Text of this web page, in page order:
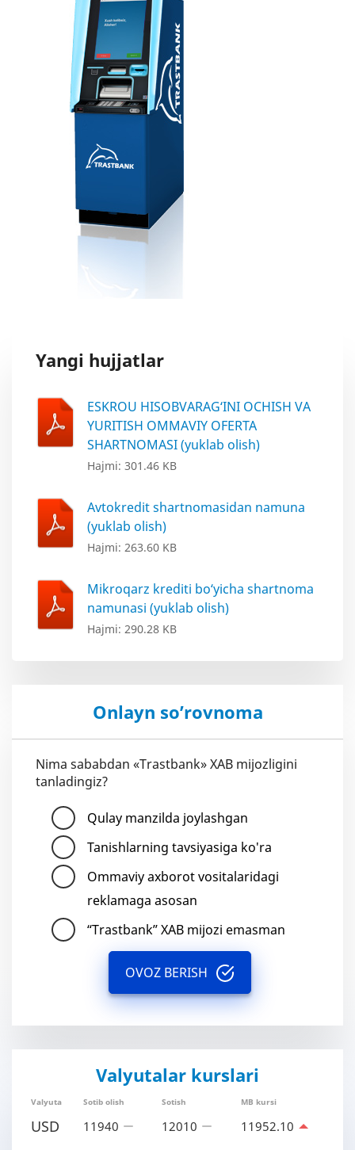
Yangi hujjatlar
ESKROU HISOBVARAG‘INI OCHISH VA
YURITISH OMMAVIY OFERTA
SHARTNOMASI (yuklab olish)
Hajmi: 301.46 KB
Avtokredit shartnomasidan namuna
(yuklab olish)
Hajmi: 263.60 KB
Mikroqarz krediti bo‘yicha shartnoma
namunasi (yuklab olish)
Hajmi: 290.28 KB
Onlayn so’rovnoma
Nima sababdan «Trastbank» XAB mijozligini
tanladingiz?
Qulay manzilda joylashgan
Tanishlarning tavsiyasiga ko'ra
Ommaviy axborot vositalaridagi
reklamaga asosan
“Trastbank” XAB mijozi emasman
OVOZ BERISH
Valyutalar kurslari
Valyuta Sotib olish Sotish MB kursi
USD 11940 12010 11952.10